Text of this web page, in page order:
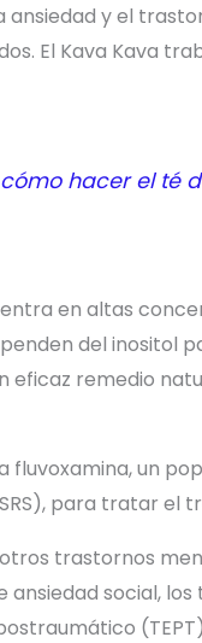
y el
El Kava Kava
hacer el té
en altas
del inositol
eficaz remedio
fluvoxamina, un
para tratar el
trastornos
social,